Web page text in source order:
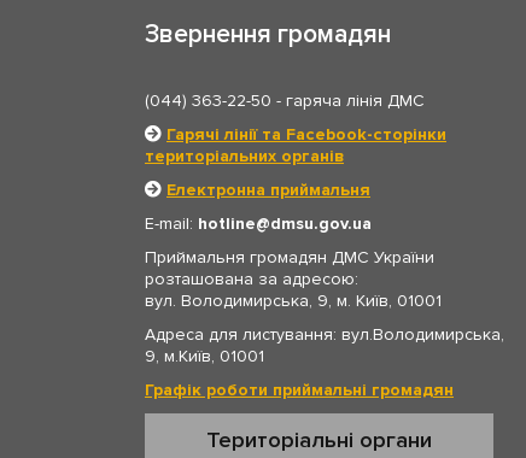
Звернення громадян
(044) 363-22-50 - гаряча лінія ДМС
Гарячі лінії та Facebook-сторінки
територіальних органів
Електронна приймальня
E-mail: hotline
dmsu.gov.ua
Приймальня громадян ДМС України
розташована за адресою:
вул. Володимирська, 9, м. Київ, 01001
Адреса для листування: вул.Володимирська,
9, м.Київ, 01001
Графік роботи приймальні громадян
Територіальні органи